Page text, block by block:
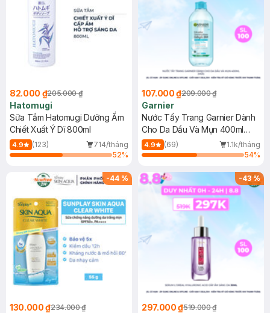
82.000 ₫205.000 ₫
Hatomugi
Sữa Tắm Hatomugi Dưỡng Ẩm
Chiết Xuất Ý Dĩ 800ml
4.9 (123)
714/tháng
52%
107.000 ₫209.000 ₫
Garnier
Nước Tẩy Trang Garnier Dành
Cho Da Dầu Và Mụn 400ml
(Mới)
4.9 (69)
1.1k/tháng
54%
-44 %
130.000 ₫234.000 ₫
-43%
297.000 ₫519.000 ₫